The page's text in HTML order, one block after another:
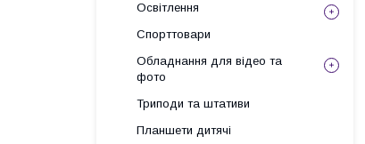
Освітлення
Спорттовари
Обладнання для відео та
фото
Триподи та штативи
Планшети дитячі